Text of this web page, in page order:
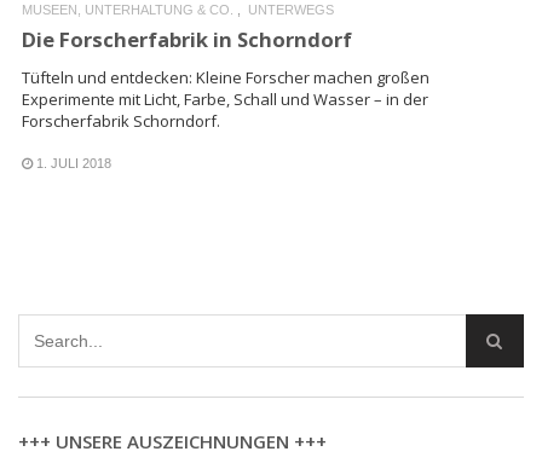
MUSEEN, UNTERHALTUNG & CO. UNTERWEGS
Die Forscherfabrik in Schorndorf
Tüfteln und entdecken: Kleine Forscher machen großen
Experimente mit Licht, Farbe, Schall und Wasser – in der
Forscherfabrik Schorndorf.
1. JULI 2018
+++ UNSERE AUSZEICHNUNGEN +++